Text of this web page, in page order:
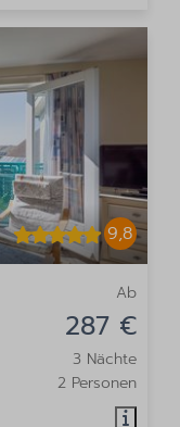
9,8
Ab
287 €
3 Nächte
2 Personen